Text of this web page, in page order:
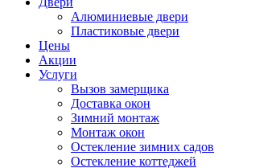
Алюминиевые двери
Пластиковые двери
Цены
Акции
Услуги
Вызов замерщика
Доставка окон
Зимний монтаж
Монтаж окон
Остекление зимних садов
Остекление коттеджей